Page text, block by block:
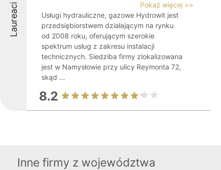
Laureaci
Pokaż więcej >>
Usługi hydrauliczne, gazowe Hydrowit jest
przedsiębiorstwem działającym na rynku
od 2008 roku, oferującym szerokie
spektrum usług z zakresu instalacji
technicznych. Siedziba firmy zlokalizowana
jest w Namysłowie przy ulicy Reymonta 72,
skąd ...
8.2
Inne firmy z województwa